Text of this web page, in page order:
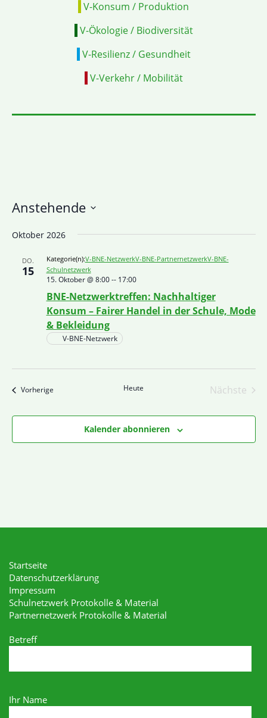
V-Konsum / Produktion
V-Ökologie / Biodiversität
V-Resilienz / Gesundheit
V-Verkehr / Mobilität
Anstehende
wählen.
Oktober 2026
DO.
15
BNE-Netzwerktreffen: Nachhaltiger
Konsum – Fairer Handel in der Schule, Mode
& Bekleidung
15. Oktober @ 8:00-- 17:00
Kategorie(n):V-BNE-NetzwerkV-BNE-PartnernetzwerkV-BNE-
Schulnetzwerk
V-BNE-Netzwerk
VorherigeVeranstaltungen Heute
Nächste
Kalender abonnieren
Startseite
Datenschutzerklärung
Impressum
Schulnetzwerk Protokolle & Material
Partnernetzwerk Protokolle & Material
Betreff
Ihr Name